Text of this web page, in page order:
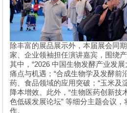
除丰富的展品展示外，本届展会同
家、企业领袖担任演讲嘉宾，围绕
其中， “2026 中国生物发酵产业发展
痛点与机遇； “合成生物学及发酵前
药、食品领域的应用突破； “玉米及
降本增效。此外， “生物医药创新技
色低碳发展论坛” 等细分主题会议，
作。